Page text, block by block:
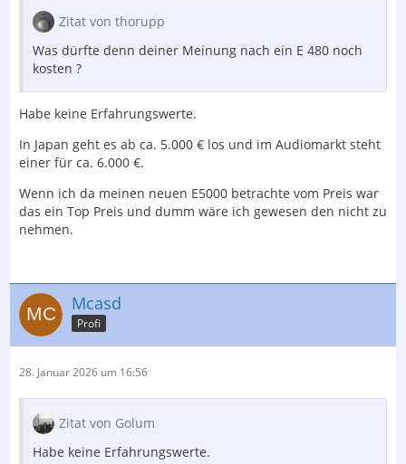
Zitat von thorupp
Was dürfte denn deiner Meinung nach ein E 480 noch
kosten ?
Habe keine Erfahrungswerte.
In Japan geht es ab ca. 5.000 € los und im Audiomarkt steht
einer für ca. 6.000 €.
Wenn ich da meinen neuen E5000 betrachte vom Preis war
das ein Top Preis und dumm wäre ich gewesen den nicht zu
nehmen.
Mcasd
Profi
28. Januar 2026 um 16:56
Zitat von Golum
Habe keine Erfahrungswerte.